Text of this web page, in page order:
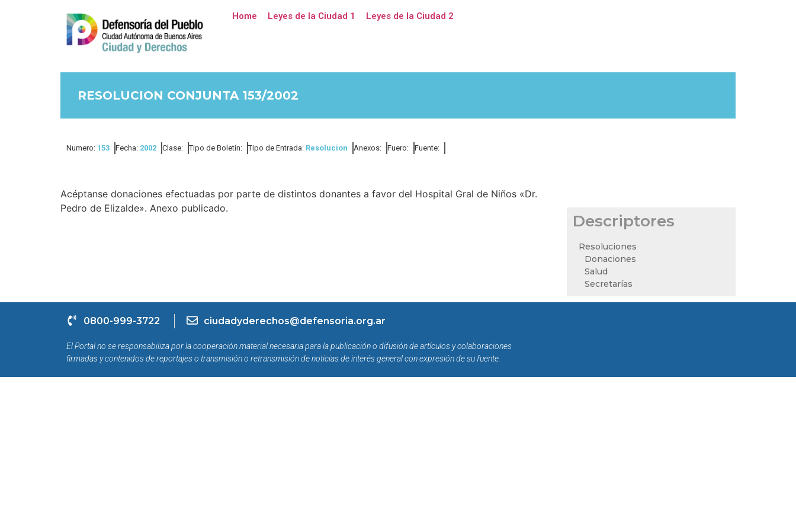
Home Leyes de la Ciudad 1 Leyes de la Ciudad 2
RESOLUCION CONJUNTA 153/2002
Numero: 153 Fecha: 2002 Clase: Tipo de Boletín: Tipo de Entrada: Resolucion Anexos: Fuero: Fuente:
Acéptanse donaciones efectuadas por parte de distintos donantes a favor del Hospital Gral de Niños «Dr.
Pedro de Elizalde». Anexo publicado.
Descriptores
Resoluciones
Donaciones
Salud
Secretarías
0800-999-3722 ciudadyderechos@defensoria.org.ar
El Portal no se responsabiliza por la cooperación material necesaria para la publicación o difusión de artículos y colaboraciones
firmadas y contenidos de reportajes o transmisión o retransmisión de noticias de interés general con expresión de su fuente.